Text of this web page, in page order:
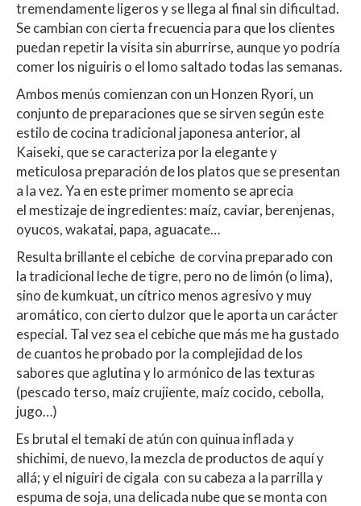
tremendamente ligeros y se llega al final sin dificultad.
Se cambian con cierta frecuencia para que los clientes
puedan repetir la visita sin aburrirse, aunque yo podría
comer los niguiris o el lomo saltado todas las semanas.
Ambos menús comienzan con un Honzen Ryori, un
conjunto de preparaciones que se sirven según este
estilo de cocina tradicional japonesa anterior, al
Kaiseki, que se caracteriza por la elegante y
meticulosa preparación de los platos que se presentan
a la vez. Ya en este primer momento se aprecia
el mestizaje de ingredientes: maíz, caviar, berenjenas,
oyucos, wakatai, papa, aguacate…
Resulta brillante el cebiche de corvina preparado con
la tradicional leche de tigre, pero no de limón (o lima),
sino de kumkuat, un cítrico menos agresivo y muy
aromático, con cierto dulzor que le aporta un carácter
especial. Tal vez sea el cebiche que más me ha gustado
de cuantos he probado por la complejidad de los
sabores que aglutina y lo armónico de las texturas
(pescado terso, maíz crujiente, maíz cocido, cebolla,
jugo…)
Es brutal el temaki de atún con quinua inflada y
shichimi, de nuevo, la mezcla de productos de aquí y
allá; y el niguiri de cigala con su cabeza a la parrilla y
espuma de soja, una delicada nube que se monta con